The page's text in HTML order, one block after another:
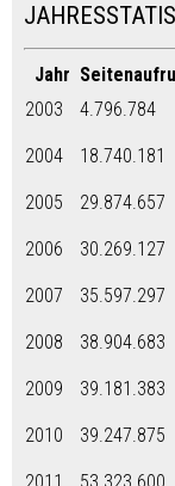
Jahr
2003
4.796.784
2004
18.740.181
2005
29.874.657
2006
30.269.127
2007
35.597.297
2008
38.904.683
2009
39.181.383
2010
39.247.875